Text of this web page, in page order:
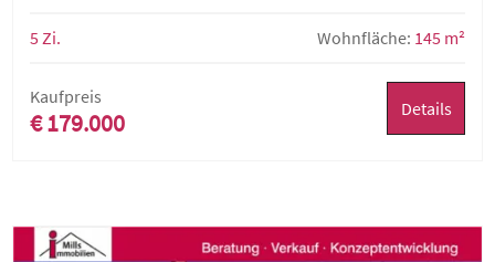
5 Zi. Wohnfläche: 145 m²
Kaufpreis
€ 179.000 Details